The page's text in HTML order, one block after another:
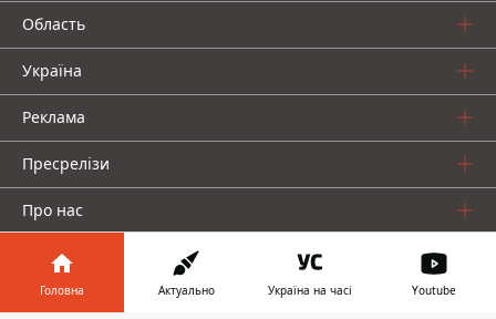
Область
Україна
Реклама
Пресрелізи
Про нас
Головна Актуально Україна на часі Youtube